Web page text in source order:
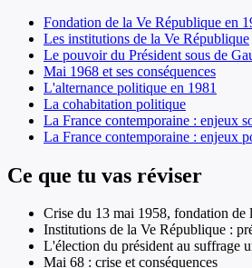
Fondation de la Ve République en
Les institutions de la Ve République
Le pouvoir du Président sous de
Mai 1968 et ses conséquences
L'alternance politique en 1981
La cohabitation politique
La France contemporaine : enjeux
La France contemporaine : enjeux
Ce que tu vas réviser
Crise du 13 mai 1958, fondation de
Institutions de la Ve République :
L'élection du président au suffrage
Mai 68 : crise et conséquences